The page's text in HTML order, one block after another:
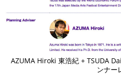
AZUMA Hiroki 東浩紀 + TSUDA
ンナー